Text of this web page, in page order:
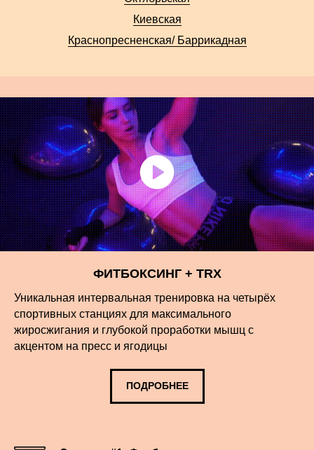
Киевская
Краснопресненская/ Баррикадная
ФИТБОКСИНГ + TRX
Уникальная интервальная тренировка на четырёх
спортивных станциях для максимального
жиросжигания и глубокой проработки мышц с
акцентом на пресс и ягодицы
ПОДРОБНЕЕ